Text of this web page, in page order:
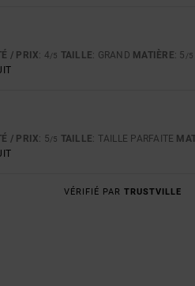
/ PRIX: 4/5 TAILLE: GRAND MATIÈRE: 5 /5
/ PRIX: 5/5 TAILLE: TAILLE PARFAITE
VÉRIFIÉ PAR TRUSTVILLE